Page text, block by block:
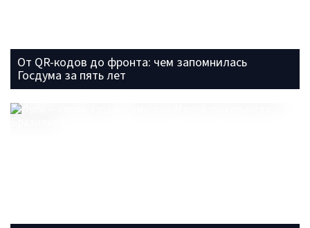
От QR-кодов до фронта: чем запомнилась
Госдума за пять лет